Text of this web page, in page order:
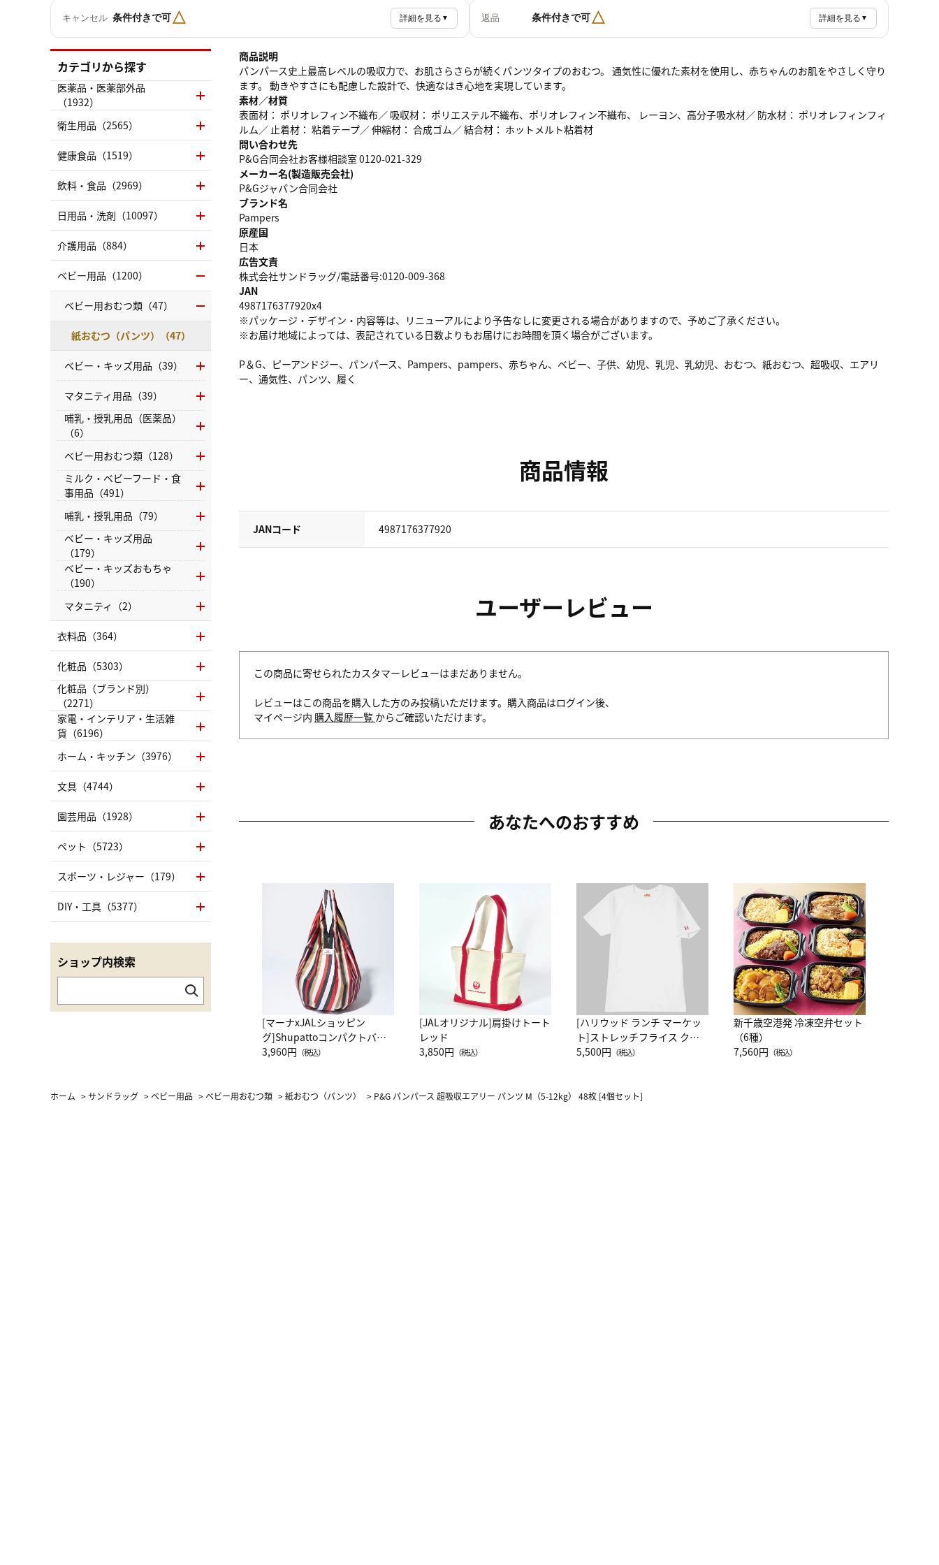
キャンセル 条件付きで可△ 詳細を見る ▼ 返品 条件付きで可△ 詳細を見る ▼
商品説明
パンパース史上最高レベルの吸収力で、お肌さらさらが続くパンツタイプのおむつ。 通気性に優れた素材を使用し、赤ちゃんのお肌をやさしく守り
ます。 動きやすさにも配慮した設計で、快適なはき心地を実現しています。
素材／材質
表面材： ポリオレフィン不織布／ 吸収材： ポリエステル不織布、ポリオレフィン不織布、 レーヨン、高分子吸水材／ 防水材： ポリオレフィンフィ
ルム／ 止着材： 粘着テープ／ 伸縮材： 合成ゴム／ 結合材： ホットメルト粘着材
問い合わせ先
P&G合同会社お客様相談室 0120-021-329
メーカー名(製造販売会社)
P&Gジャパン合同会社
ブランド名
Pampers
原産国
日本
広告文責
株式会社サンドラッグ/電話番号:0120-009-368
JAN
4987176377920x4
※パッケージ・デザイン・内容等は、リニューアルにより予告なしに変更される場合がありますので、予めご了承ください。
※お届け地域によっては、表記されている日数よりもお届けにお時間を頂く場合がございます。
P＆G、ピーアンドジー、パンパース、Pampers、pampers、赤ちゃん、ベビー、子供、幼児、乳児、乳幼児、おむつ、紙おむつ、超吸収、エアリ
ー、通気性、パンツ、履く
商品情報
JANコード 4987176377920
ユーザーレビュー
この商品に寄せられたカスタマーレビューはまだありません。
レビューはこの商品を購入した方のみ投稿いただけます。購入商品はログイン後、
マイページ内 購入履歴一覧 からご確認いただけます。
あなたへのおすすめ
[マーナxJALショッピン
グ]Shupattoコンパクトバッ
グ Drop JAL客室乗務員
3,960円 （税込）
[JALオリジナル]肩掛けトート
レッド
3,850円 （税込）
[ハリウッド ランチ マーケッ
ト]ストレッチフライス クル
ーネック別注半袖Ｔシャツ
5,500円 （税込）
新千歳空港発 冷凍空弁セット
（6種）
7,560円 （税込）
カテゴリから探す
医薬品・医薬部外品
（1932）
衛生用品（2565）
健康食品（1519）
飲料・食品（2969）
日用品・洗剤（10097）
介護用品（884）
ベビー用品（1200）
ベビー用おむつ類（47）
紙おむつ（パンツ）（47）
ベビー・キッズ用品（39）
マタニティ用品（39）
哺乳・授乳用品（医薬品）
（6）
ベビー用おむつ類（128）
ミルク・ベビーフード・食
事用品（491）
哺乳・授乳用品（79）
ベビー・キッズ用品
（179）
ベビー・キッズおもちゃ
（190）
マタニティ（2）
衣料品（364）
化粧品（5303）
化粧品（ブランド別）
（2271）
家電・インテリア・生活雑
貨（6196）
ホーム・キッチン（3976）
文具（4744）
園芸用品（1928）
ペット（5723）
スポーツ・レジャー（179）
DIY・工具（5377）
ショップ内検索
ホーム >サンドラッグ >ベビー用品 >ベビー用おむつ類 >紙おむつ（パンツ） > P&G パンパース 超吸収エアリー パンツ M（5-12kg） 48枚 [4個セット]